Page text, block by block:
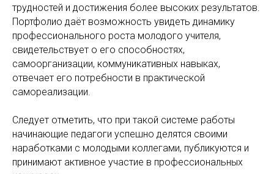
трудностей и достижения более высоких результатов.
Портфолио даёт возможность увидеть динамику
профессионального роста молодого учителя,
свидетельствует о его способностях,
самоорганизации, коммуникативных навыках,
отвечает его потребности в практической
самореализации.
Следует отметить, что при такой системе работы
начинающие педагоги успешно делятся своими
наработками с молодыми коллегами, публикуются и
принимают активное участие в профессиональных